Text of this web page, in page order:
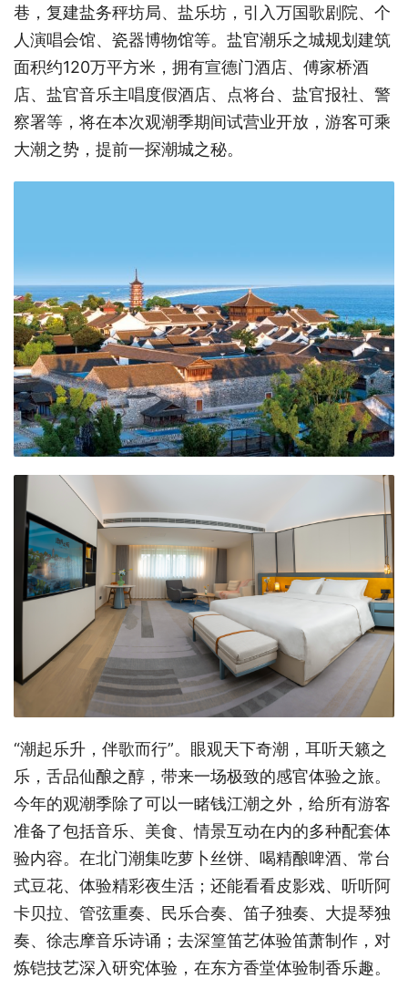
巷，复建盐务秤坊局、盐乐坊，引入万国歌剧院、个
人演唱会馆、瓷器博物馆等。盐官潮乐之城规划建筑
面积约120万平方米，拥有宣德门酒店、傅家桥酒
店、盐官音乐主唱度假酒店、点将台、盐官报社、警
察署等，将在本次观潮季期间试营业开放，游客可乘
大潮之势，提前一探潮城之秘。
“潮起乐升，伴歌而行”。眼观天下奇潮，耳听天籁之
乐，舌品仙酿之醇，带来一场极致的感官体验之旅。
今年的观潮季除了可以一睹钱江潮之外，给所有游客
准备了包括音乐、美食、情景互动在内的多种配套体
验内容。在北门潮集吃萝卜丝饼、喝精酿啤酒、常台
式豆花、体验精彩夜生活；还能看看皮影戏、听听阿
卡贝拉、管弦重奏、民乐合奏、笛子独奏、大提琴独
奏、徐志摩音乐诗诵；去深篁笛艺体验笛萧制作，对
炼铠技艺深入研究体验，在东方香堂体验制香乐趣。